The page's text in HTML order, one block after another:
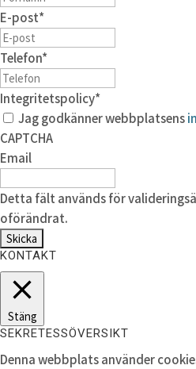
E-post*
Telefon*
Integritetspolicy*
Jag godkänner webbplatsens
CAPTCHA
Email
Detta fält används för
oförändrat.
KONTAKT
Stäng
SEKRETESSÖVERSIKT
Denna webbplats använder